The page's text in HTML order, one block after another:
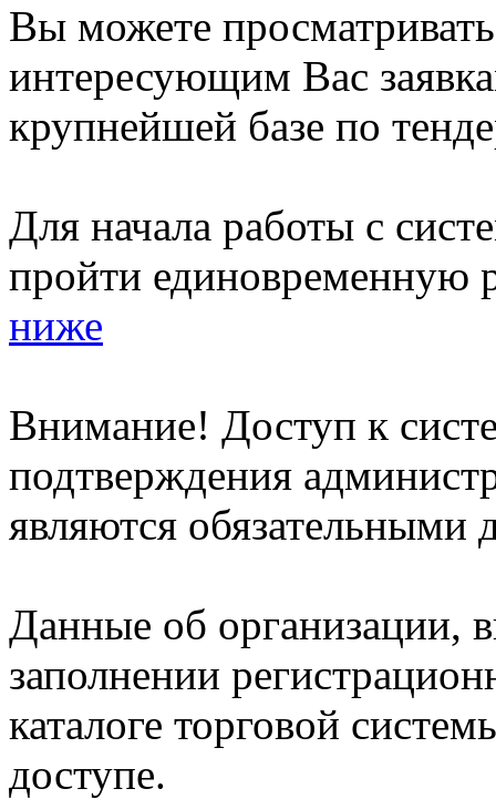
Вы можете
интересующим Вас
крупнейшей базе по
Для начала работы с
пройти единовременную
ниже
Внимание! Доступ к
подтверждения
являются обязательными
Данные об организации,
заполнении
каталоге торговой
доступе.